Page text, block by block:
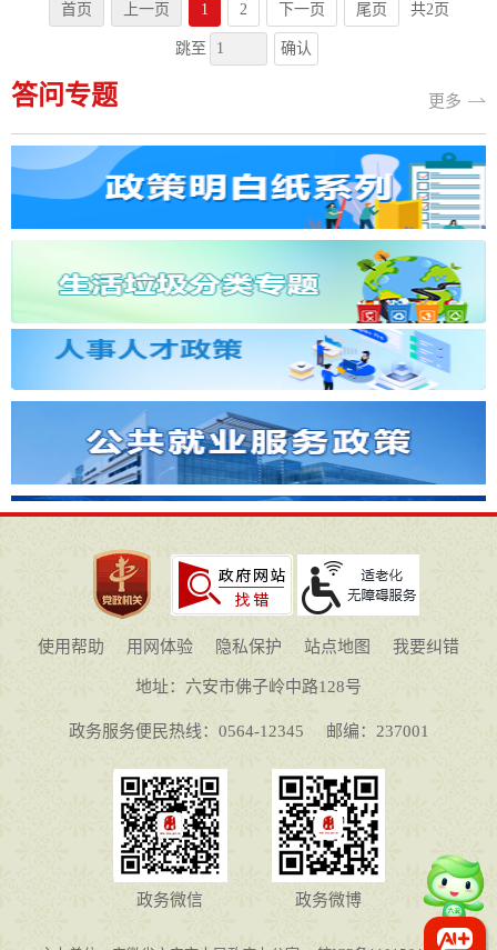
首页 上一页 1 2 下一页 尾页 共2页
跳至 确认
答问专题 更多
使用帮助 用网体验 隐私保护 站点地图 我要纠错
地址：六安市佛子岭中路128号
政务服务便民热线：0564-12345 邮编：237001
政务微信 政务微博